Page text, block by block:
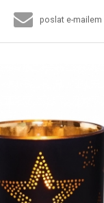
poslat e-mailem